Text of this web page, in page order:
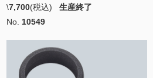
\7,700(税込) 生産終了
No. 10549